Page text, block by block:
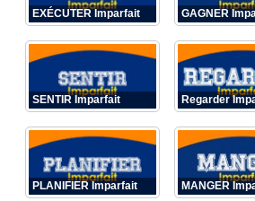
EXÉCUTER Imparfait GAGNER
SENTIR Imparfait Regarder
PLANIFIER Imparfait MANGER